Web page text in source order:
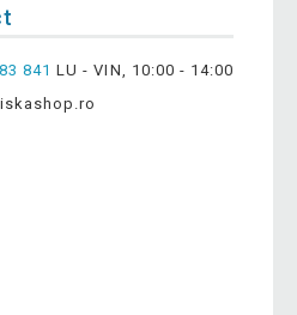
841 LU - VIN, 10:00 - 14:00